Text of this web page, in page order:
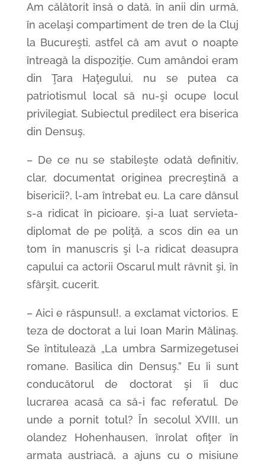
Am călătorit însă o dată, în anii din urmă,
în acelaşi compartiment de tren de la Cluj
la Bucureşti, astfel că am avut o noapte
întreagă la dispoziţie. Cum amândoi eram
din Ţara Haţegului, nu se putea ca
patriotismul local să nu-şi ocupe locul
privilegiat. Subiectul predilect era biserica
din Densuş.
– De ce nu se stabileşte odată definitiv,
clar, documentat originea precreştină a
bisericii?, l-am întrebat eu. La care dânsul
s-a ridicat în picioare, şi-a luat servieta-
diplomat de pe poliţă, a scos din ea un
tom în manuscris şi l-a ridicat deasupra
capului ca actorii Oscarul mult râvnit şi, în
sfârşit, cucerit.
– Aici e răspunsul!, a exclamat victorios. E
teza de doctorat a lui Ioan Marin Mălinaş.
Se întitulează „La umbra Sarmizegetusei
romane. Basilica din Densuş.” Eu îi sunt
conducătorul de doctorat şi îi duc
lucrarea acasă ca să-i fac referatul. De
unde a pornit totul? În secolul XVIII, un
olandez Hohenhausen, înrolat ofiţer în
armata austriacă, a ajuns cu o misiune